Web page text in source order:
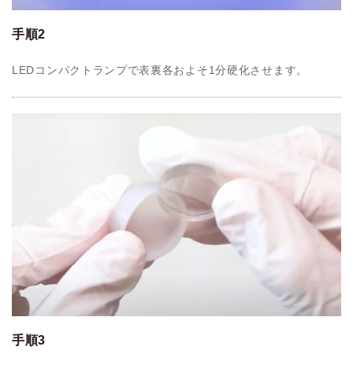
手順2
LEDコンパクトランプで表裏各およそ1分硬化させます。
手順3